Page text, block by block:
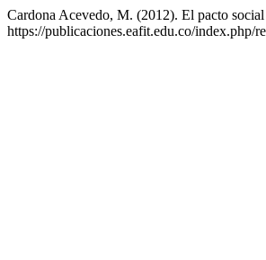
Cardona Acevedo, M. (2012). El pacto
https://publicaciones.eafit.edu.co/index.php/